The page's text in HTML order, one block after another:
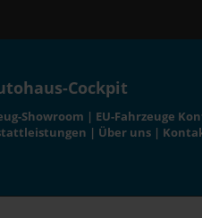
Cockpit
Showroom | EU-Fahrzeuge
| Über uns |